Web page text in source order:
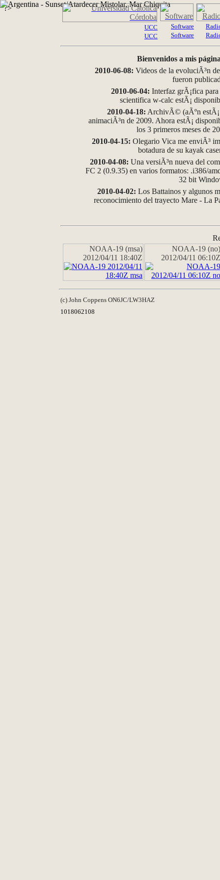
?>
UCC
UCC
Software
Software
Bienvenidos a mis
2010-06-08: Videos de la evoluciÃ³n
fueron
2010-06-04: Interfaz grÃ¡fica
scientifica w-calc estÃ¡
2010-04-18: ArchivÃ© (aÃºn
animaciÃ³n de 2009. Ahora estÃ¡
los 3 primeros meses de
2010-04-15: Olegario Vica me enviÃ³
botadura de su kayak
2010-04-08: Una versiÃ³n nueva del
FC 2 (0.9.35) en varios formatos: .i386/
32 bit
2010-04-02: Los Battainos y algunos
reconocimiento del trayecto Mare - La
NOAA-19 (msa)
2012/04/11 18:40Z
NOAA-19 (no)
2012/04/11 06:10Z
(c) John Coppens ON6JC/LW3HAZ
1018062108